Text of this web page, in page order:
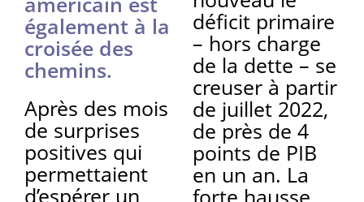
également à la
croisée des
chemins.
Après des mois
de surprises
positives qui
permettaient
d’espérer un
déficit primaire
– hors charge
de la dette – se
creuser à partir
de juillet 2022,
de près de 4
points de PIB
en un an. La
forte hausse